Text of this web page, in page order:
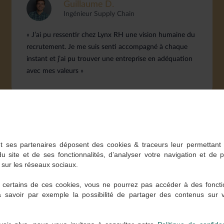
Guillaume D.
Ingénieur Supply Chain
« J’ai pu ressentir chez Lynx RH une vision humaine du
recrutement. Je me suis senti accompagné à chaque
instant et j’ai pu trouver une entreprise en adéquation
avec mes valeurs »
partenaires recrutant
ses partenaires déposent des cookies & traceurs leur permettant
site et de ses fonctionnalités, d’analyser votre navigation et de
les réseaux sociaux.
certains de ces cookies, vous ne pourrez pas accéder à des
savoir par exemple la possibilité de partager des contenus sur